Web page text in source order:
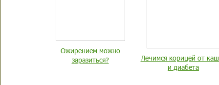
Ожирением можно
заразиться?
Лечимся корицей от
и диабета